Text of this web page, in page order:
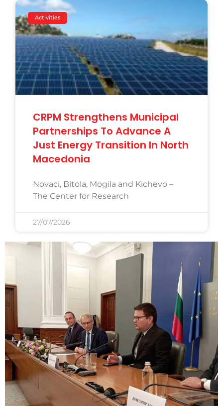
Activities
CRPM Strengthens Municipal
Partnerships To Advance A
Just Energy Transition In North
Macedonia
Novaci, Bitola, Mogila and Kichevo –
The Center for Research
27/07/2026